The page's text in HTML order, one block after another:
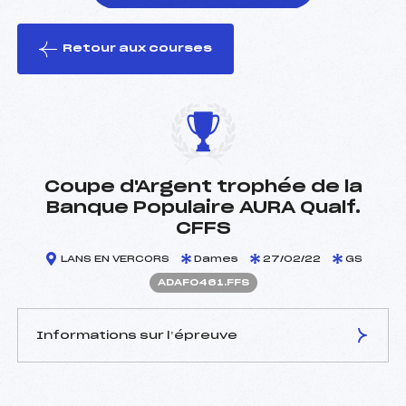
le ski
Retour aux courses
Coupe d'Argent trophée de la
Banque Populaire AURA Qualf.
CFFS
LANS EN VERCORS Dames 27/02/22 GS
ADAF0461.FFS
Informations sur l’épreuve